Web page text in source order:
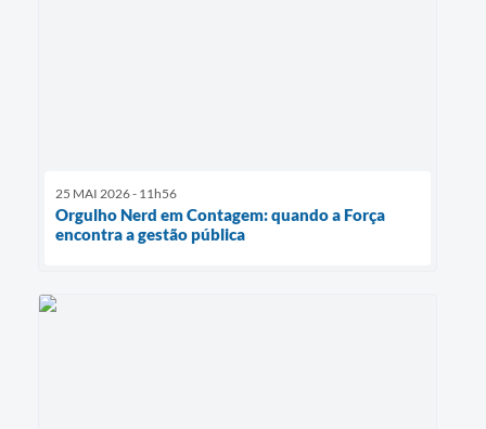
25 MAI 2026 - 11h56
Orgulho Nerd em Contagem: quando a Força
encontra a gestão pública